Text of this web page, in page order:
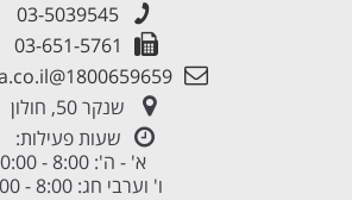
03-5039545
03-651-5761
1800659659@walla.co.il
שנקר 50, חולון
שעות פעילות:
א' - ה': 8:00 - 20:00
ו' וערבי חג: 8:00 - 14:00